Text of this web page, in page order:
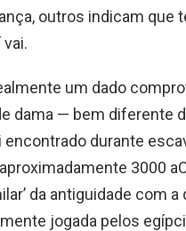
outros indicam que
vai.
um dado
dama — bem diferente
durante
3000
da antiguidade com
jogada pelos